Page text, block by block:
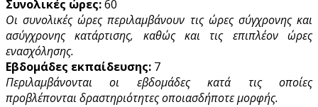
Συνολικές ώρες:60
Οι συνολικές ώρες περιλαμβάνουν τις ώρες σύγχρονης και
ασύγχρονης κατάρτισης, καθώς και τις επιπλέον ώρες
ενασχόλησης.
Εβδομάδες εκπαίδευσης: 7
Περιλαμβάνονται οι εβδομάδες κατά τις οποίες
προβλέπονται δραστηριότητες οποιασδήποτε μορφής.